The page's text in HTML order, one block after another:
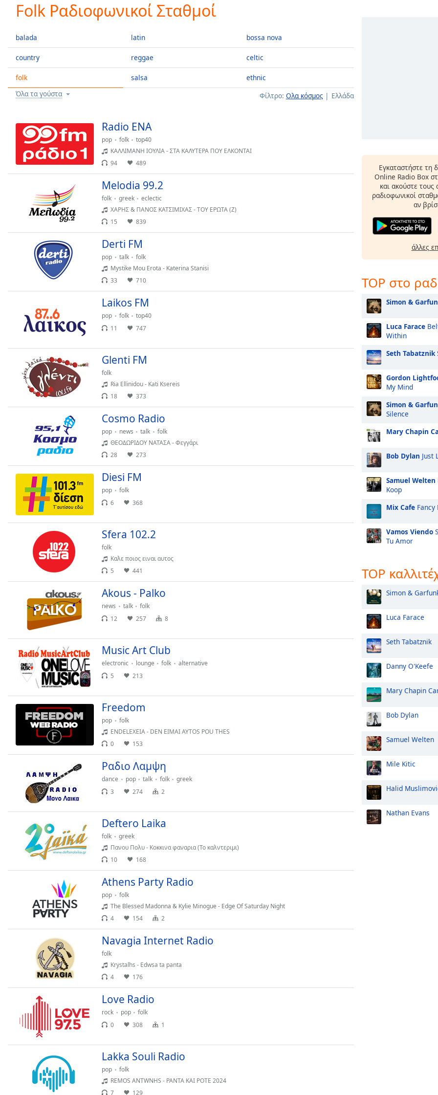
Current
Time0:00
Duration-:-
Loaded:
0.00%
0:00
Stream
TypeLIVE
behind
LIVE
Remaining
Chapters
Descriptions
descriptions
off,
Subtitles
settings,
opens
subtitles
settings
dialog
in-
Fullscreen
window.
close
window.
Background
Caption
Background
Edge
Folk Ραδιοφωνικοί Σταθμοί
balada
country
folk
latin
reggae
salsa
bossa nova
celtic
ethnic
Φίλτρο: Ολα κόσμος Ελλάδα
Όλα τα γούστα
Radio ENA
pop folk
top40
ΚΑΛΛΙΜΑΝΗ ΙΟΥΛΙΑ - ΣΤΑ ΚΑΛΥΤΕΡΑ ΠΟΥ ΕΛΚΟΝΤΑΙ
94
489
Melodia 99.2
folk greek
eclectic
ΧΑΡΗΣ & ΠΑΝΟΣ ΚΑΤΣΙΜΙΧΑΣ - ΤΟΥ ΕΡΩΤΑ (Ζ)
15
839
Derti FM
pop talk
folk
Mystike Mou Erota - Katerina Stanisi
33
710
Laikos FM
pop folk
top40
11
747
Glenti FM
folk
Ria Ellinidou - Kati Ksereis
18
373
Cosmo Radio
pop news talk
folk
ΘΕΟΔΩΡΙΔΟΥ ΝΑΤΑΣΑ - Φεγγάρι
28
273
Diesi FM
pop
folk
6
368
Sfera 102.2
folk
Καλε ποιος ειναι αυτος
5
441
Akous - Palko
news talk
folk
12
257 8
Music Art Club
electronic lounge folk
alternative
5
213
Freedom
pop
folk
ENDELEXEIA - DEN EIMAI AYTOS POU THES
0
153
Ραδιο Λαμψη
dance pop talk folk
greek
3
274 2
Deftero Laika
folk
greek
Πανου Πολυ - Κοκκινα φαναρια (Το καλντεριμι)
10
168
Athens Party Radio
pop
folk
The Blessed Madonna & Kylie Minogue - Edge Of Saturday Night
4
154 2
Navagia Internet Radio
folk
Krystalhs - Edwsa ta panta
4
176
Love Radio
rock pop
folk
0
308 1
Lakka Souli Radio
pop
folk
REMOS ANTWNHS - PANTA KAI POTE 2024
7
129
Εγκαταστήστε τη
Online Radio Box
και ακούστε
ραδιοφωνικοί
αν
άλλες
TOP στο
Simon &
Luca Farace
Within
Seth Tabatznik
Gordon
My Mind
Simon &
Silence
Mary Chapin
Bob Dylan Just
Samuel Welten
Koop
Mix Cafe Fancy
Vamos Viendo
Tu Amor
TOP
Simon &
Luca Farace
Seth Tabatznik
Danny O'Keefe
Mary Chapin
Bob Dylan
Samuel Welten
Mile Kitic
Halid
Nathan Evans